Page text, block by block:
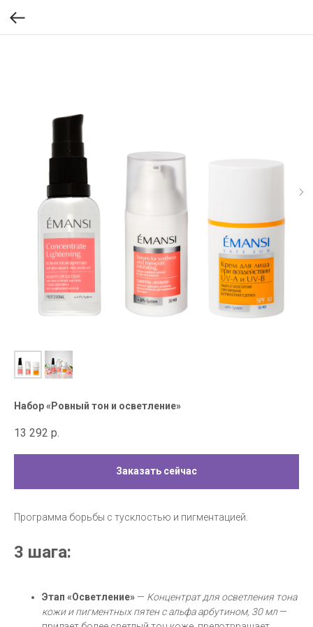
Набор «Ровный тон и осветление»
13 292 р.
Заказать сейчас
Программа борьбы с тусклостью и пигментацией.
3 шага:
Этап «Осветление» — Концентрат для осветления тона
кожи и пигментных пятен с альфа арбутином, 30 мл—